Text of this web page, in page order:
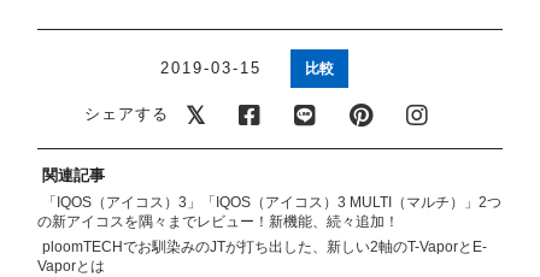
2019-03-15 比較
シェアする
関連記事
「IQOS（アイコス）3」「IQOS（アイコス）3 MULTI（マルチ）」2つ
の新アイコスを隅々までレビュー！新機能、続々追加！
ploomTECHでお馴染みのJTが打ち出した、新しい2軸のT-VaporとE-
Vaporとは